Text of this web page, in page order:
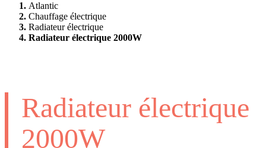
Atlantic
Chauffage électrique
Radiateur électrique
Radiateur électrique 2000W
Radiateur électrique
2000W